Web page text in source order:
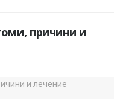
причини и